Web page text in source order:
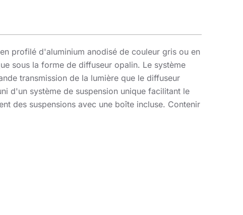
profilé d'aluminium anodisé de couleur gris ou en
sous la forme de diffuseur opalin. Le système
transmission de la lumière que le diffuseur
d'un système de suspension unique facilitant le
des suspensions avec une boîte incluse. Contenir
des systèmes de contrôle de l'éclairage